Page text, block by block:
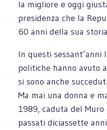
la migliore e oggi
presidenza che la
60 anni della sua
In questi sessant’anni
politiche hanno avuto
si sono anche
Ma mai una donna e
1989, caduta del Muro
passati diciassette